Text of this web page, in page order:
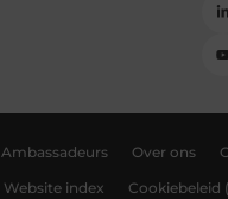
Ambassadeurs Over ons
Website index Cookiebeleid